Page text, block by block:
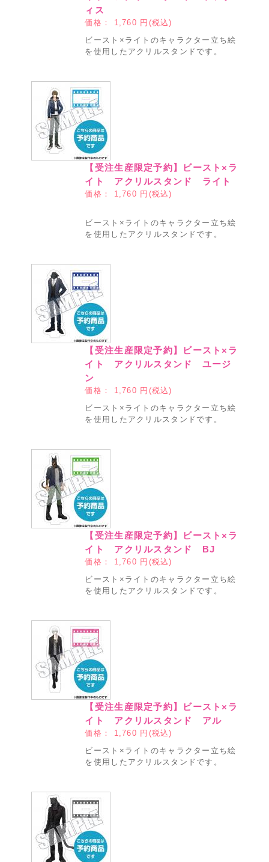
ィス
価格： 1,760 円(税込)
ビースト×ライトのキャラクター立ち絵
を使用したアクリルスタンドです。
【受注生産限定予約】ビースト×ラ
イト アクリルスタンド ライト
価格： 1,760 円(税込)
ビースト×ライトのキャラクター立ち絵
を使用したアクリルスタンドです。
【受注生産限定予約】ビースト×ラ
イト アクリルスタンド ユージ
ン
価格： 1,760 円(税込)
ビースト×ライトのキャラクター立ち絵
を使用したアクリルスタンドです。
【受注生産限定予約】ビースト×ラ
イト アクリルスタンド BJ
価格： 1,760 円(税込)
ビースト×ライトのキャラクター立ち絵
を使用したアクリルスタンドです。
【受注生産限定予約】ビースト×ラ
イト アクリルスタンド アル
価格： 1,760 円(税込)
ビースト×ライトのキャラクター立ち絵
を使用したアクリルスタンドです。